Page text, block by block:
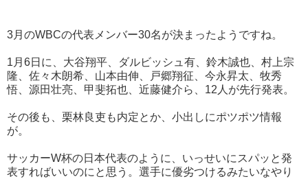
3月のWBCの代表メンバー30名が決まったようですね。
1月6日に、大谷翔平、ダルビッシュ有、鈴木誠也、村上宗
隆、佐々木朗希、山本由伸、戸郷翔征、今永昇太、牧秀
悟、源田壮亮、甲斐拓也、近藤健介ら、12人が先行発表。
その後も、栗林良吏も内定とか、小出しにポツポツ情報
が。
サッカーW杯の日本代表のように、いっせいにスパッと発
表すればいいのにと思う。選手に優劣つけるみたいなやり